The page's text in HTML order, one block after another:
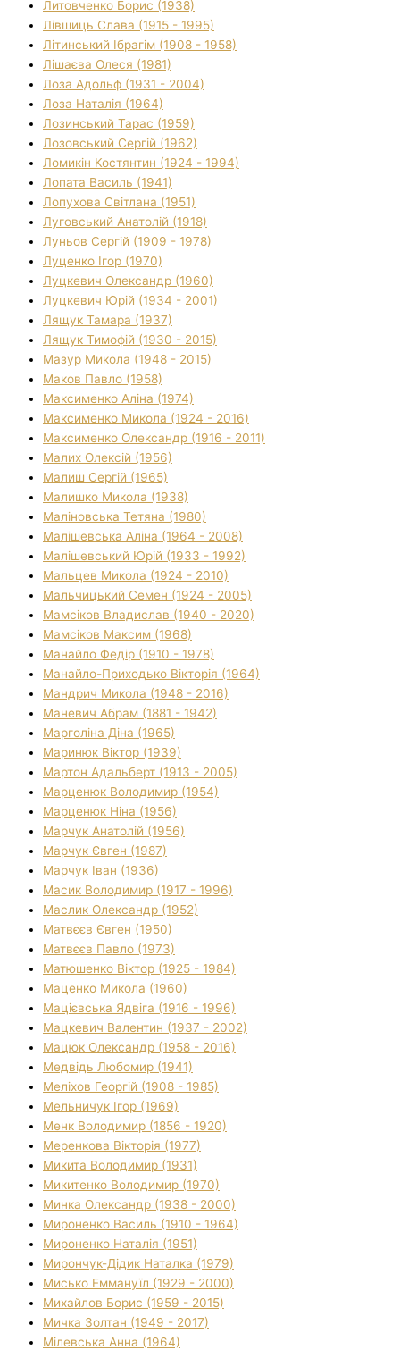
Литовченко Борис (1938)
Лівшиць Слава (1915 - 1995)
Літинський Ібрагім (1908 - 1958)
Лішаєва Олеся (1981)
Лоза Адольф (1931 - 2004)
Лоза Наталія (1964)
Лозинський Тарас (1959)
Лозовський Сергій (1962)
Ломикін Костянтин (1924 - 1994)
Лопата Василь (1941)
Лопухова Світлана (1951)
Луговський Анатолій (1918)
Луньов Сергій (1909 - 1978)
Луценко Ігор (1970)
Луцкевич Олександр (1960)
Луцкевич Юрій (1934 - 2001)
Лящук Тамара (1937)
Лящук Тимофій (1930 - 2015)
Мазур Микола (1948 - 2015)
Маков Павло (1958)
Максименко Аліна (1974)
Максименко Микола (1924 - 2016)
Максименко Олександр (1916 - 2011)
Малих Олексій (1956)
Малиш Сергій (1965)
Малишко Микола (1938)
Маліновська Тетяна (1980)
Малішевська Аліна (1964 - 2008)
Малішевський Юрій (1933 - 1992)
Мальцев Микола (1924 - 2010)
Мальчицький Семен (1924 - 2005)
Мамсіков Владислав (1940 - 2020)
Мамсіков Максим (1968)
Манайло Федір (1910 - 1978)
Манайло-Приходько Вікторія (1964)
Мандрич Микола (1948 - 2016)
Маневич Абрам (1881 - 1942)
Марголіна Діна (1965)
Маринюк Віктор (1939)
Мартон Адальберт (1913 - 2005)
Марценюк Володимир (1954)
Марценюк Ніна (1956)
Марчук Анатолій (1956)
Марчук Євген (1987)
Марчук Іван (1936)
Масик Володимир (1917 - 1996)
Маслик Олександр (1952)
Матвєєв Євген (1950)
Матвєєв Павло (1973)
Матюшенко Віктор (1925 - 1984)
Маценко Микола (1960)
Мацієвська Ядвіга (1916 - 1996)
Мацкевич Валентин (1937 - 2002)
Мацюк Олександр (1958 - 2016)
Медвідь Любомир (1941)
Меліхов Георгій (1908 - 1985)
Мельничук Ігор (1969)
Менк Володимир (1856 - 1920)
Меренкова Вікторія (1977)
Микита Володимир (1931)
Микитенко Володимир (1970)
Минка Олександр (1938 - 2000)
Мироненко Василь (1910 - 1964)
Мироненко Наталія (1951)
Мирончук-Дідик Наталка (1979)
Мисько Еммануїл (1929 - 2000)
Михайлов Борис (1959 - 2015)
Мичка Золтан (1949 - 2017)
Мілевська Анна (1964)